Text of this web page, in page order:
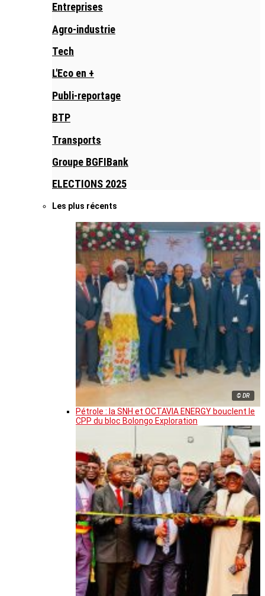
Entreprises
Agro-industrie
Tech
L'Eco en +
Publi-reportage
BTP
Transports
Groupe BGFIBank
ELECTIONS 2025
Les plus récents
© DR
Pétrole : la SNH et OCTAVIA ENERGY bouclent le
CPP du bloc Bolongo Exploration